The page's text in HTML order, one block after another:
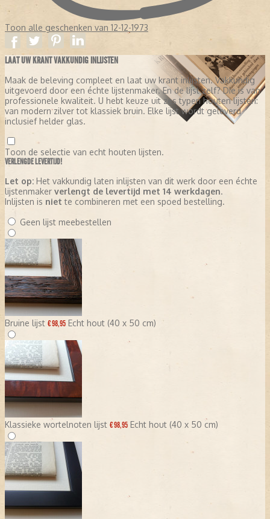
Toon alle geschenken van 12-12-1973
LAAT UW KRANT VAKKUNDIG INLIJSTEN
Maak de beleving compleet en laat uw krant inlijsten. Vakkundig
uitgevoerd door een échte lijstenmaker. En de lijst zelf? Die is van
professionele kwaliteit. U hebt keuze uit zes typen houten lijsten:
van modern zilver tot klassiek bruin. Elke lijst wordt geleverd
inclusief helder glas.
Toon de selectie van echt houten lijsten.
VERLENGDE LEVERTIJD!
Let op: Het vakkundig laten inlijsten van dit werk door een échte
lijstenmaker verlengt de levertijd met 14 werkdagen.
Inlijsten is niet te combineren met een spoed bestelling.
Geen lijst meebestellen
Bruine lijst € 98,95 Echt hout (40 x 50 cm)
Klassieke wortelnoten lijst € 98,95 Echt hout (40 x 50 cm)